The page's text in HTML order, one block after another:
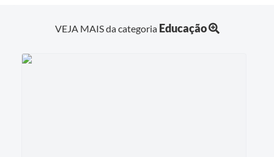
VEJA MAIS da categoria Educação